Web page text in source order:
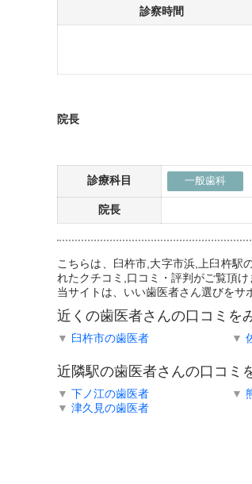
診察時間
院長
診療科目 一般歯科
院長
こちらは、臼杵市,大字市浜,上臼杵駅
れたクチコミ,口コミ・評判がご覧頂け
当サイトは、いい歯医者さん選びをサ
近くの歯医者さんの口コミを
▼ 臼杵市の歯医者 ▼
近隣駅の歯医者さんの口コミ
▼ 下ノ江の歯医者 ▼
▼ 津久見の歯医者